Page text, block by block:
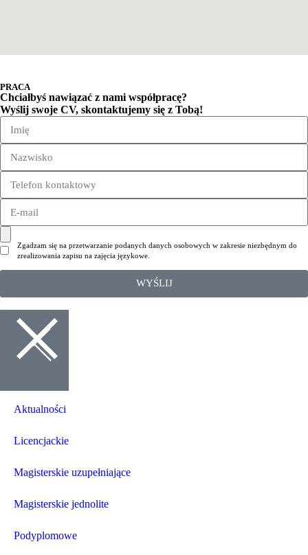
PRACA
Chciałbyś nawiązać z nami współpracę?
Wyślij swoje CV, skontaktujemy się z Tobą!
Zgadzam się na przetwarzanie podanych danych osobowych w zakresie niezbędnym do
zrealizowania zapisu na zajęcia językowe.
WYŚLIJ
Aktualności
Licencjackie
Magisterskie uzupełniające
Magisterskie jednolite
Podyplomowe